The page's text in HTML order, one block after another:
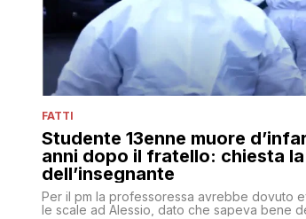
FATTI
Studente 13enne muore
anni dopo il fratello: chiesta
dell’insegnante
Per il pm la professoressa avrebbe dovuto
le scale ad Alessio, dato che sapeva bene